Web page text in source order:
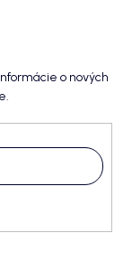
o nových